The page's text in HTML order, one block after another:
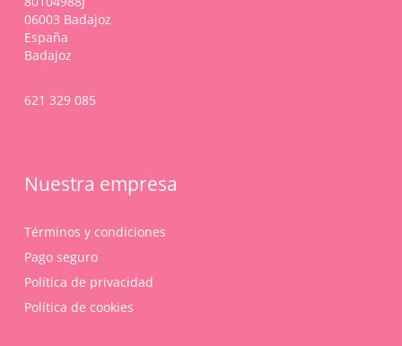
06003 Badajoz
España
Badajoz
621 329 085
Nuestra empresa
Términos y condiciones
Pago seguro
Política de privacidad
Política de cookies